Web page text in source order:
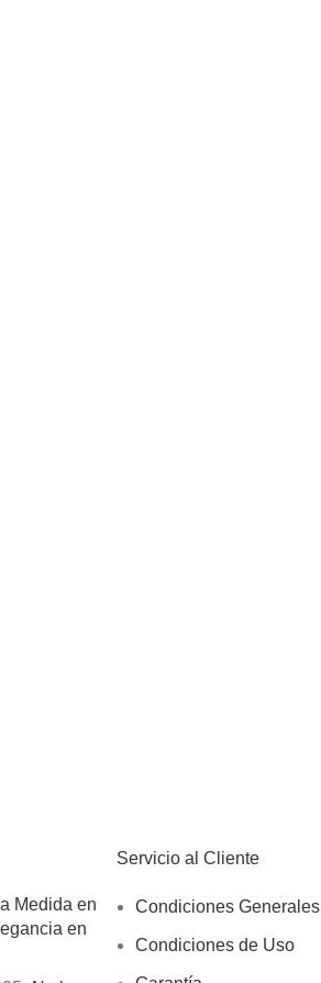
Medida en
en
Servicio al Cliente
Condiciones Generales
Condiciones de Uso